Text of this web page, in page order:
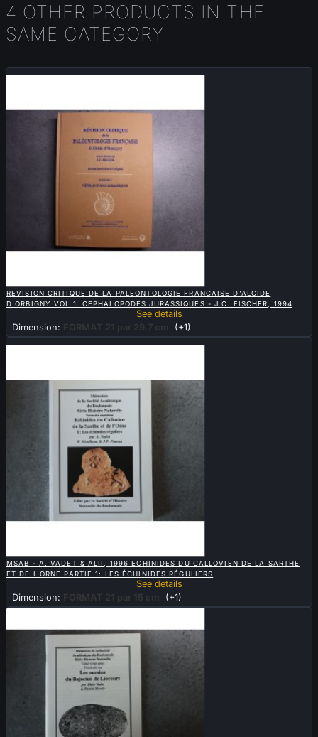
4 OTHER PRODUCTS IN THE
SAME CATEGORY
REVISION CRITIQUE DE LA PALEONTOLOGIE FRANCAISE D'ALCIDE
D'ORBIGNY VOL 1: CEPHALOPODES JURASSIQUES - J.C. FISCHER, 1994
See details
Dimension:
FORMAT 21 par 29.7 cm (+1)
Sold
MSAB - A. VADET & ALII, 1996 ECHINIDES DU CALLOVIEN DE LA SARTHE
ET DE L'ORNE PARTIE 1: LES ÉCHINIDES RÉGULIERS
See details
Dimension:
FORMAT 21 par 15 cm (+1)